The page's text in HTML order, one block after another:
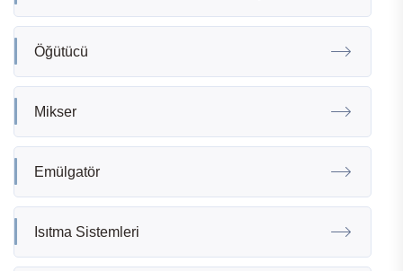
Öğütücü
Mikser
Emülgatör
Isıtma Sistemleri